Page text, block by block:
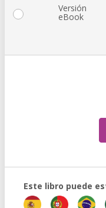
Versión
eBook
Este libro puede